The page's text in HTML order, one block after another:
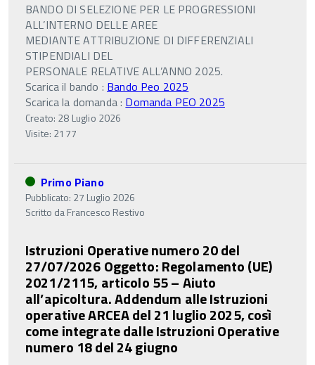
BANDO DI SELEZIONE PER LE PROGRESSIONI
ALL’INTERNO DELLE AREE
MEDIANTE ATTRIBUZIONE DI DIFFERENZIALI
STIPENDIALI DEL
PERSONALE RELATIVE ALL’ANNO 2025.
Scarica il bando : Bando Peo 2025
Scarica la domanda : Domanda PEO 2025
Creato: 28 Luglio 2026
Visite: 2177
Primo Piano
Pubblicato: 27 Luglio 2026
Scritto daFrancesco Restivo
Istruzioni Operative numero 20 del
27/07/2026 Oggetto: Regolamento (UE)
2021/2115, articolo 55 – Aiuto
all’apicoltura. Addendum alle Istruzioni
operative ARCEA del 21 luglio 2025, così
come integrate dalle Istruzioni Operative
numero 18 del 24 giugno